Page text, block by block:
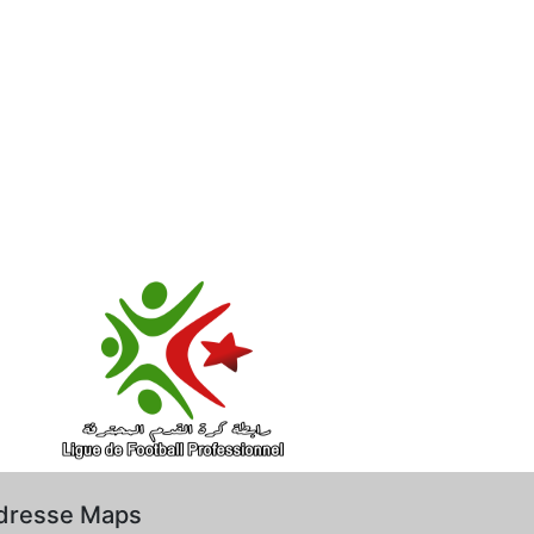
Maps